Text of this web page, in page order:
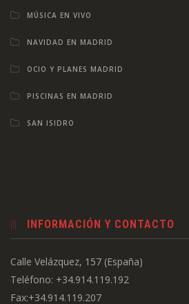
MÚSICA EN VIVO
NAVIDAD EN MADRID
OCIO Y PLANES MADRID
PISCINAS EN MADRID
SAN ISIDRO
INFORMACIÓN Y CONTACTO
Calle Velázquez, 157 (España)
Teléfono: +34.914.119.192
Fax:+34.914.119.207